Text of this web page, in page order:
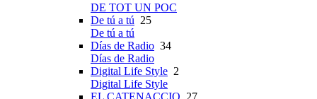
DE TOT UN POC
De tú a tú 25
De tú a tú
Días de Radio 34
Días de Radio
Digital Life Style 2
Digital Life Style